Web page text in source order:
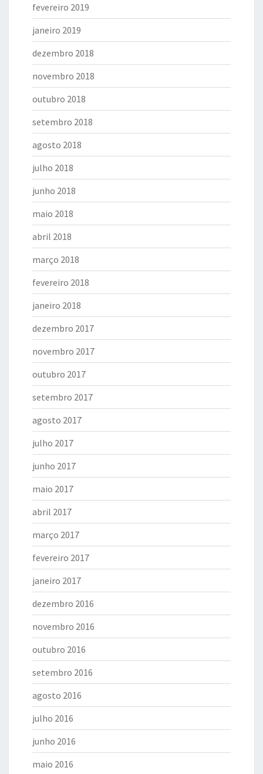
fevereiro 2019
janeiro 2019
dezembro 2018
novembro 2018
outubro 2018
setembro 2018
agosto 2018
julho 2018
junho 2018
maio 2018
abril 2018
março 2018
fevereiro 2018
janeiro 2018
dezembro 2017
novembro 2017
outubro 2017
setembro 2017
agosto 2017
julho 2017
junho 2017
maio 2017
abril 2017
março 2017
fevereiro 2017
janeiro 2017
dezembro 2016
novembro 2016
outubro 2016
setembro 2016
agosto 2016
julho 2016
junho 2016
maio 2016